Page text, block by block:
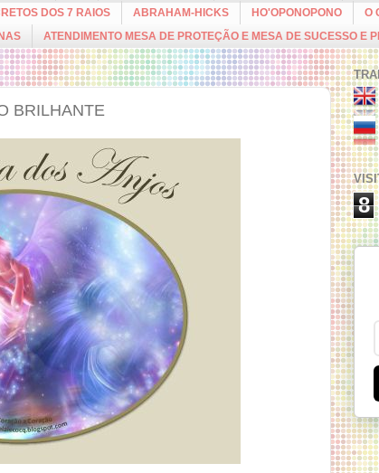
DOS 7 RAIOS ABRAHAM-HICKS HO'OPONOPONO O
ATENDIMENTO MESA DE PROTEÇÃO E MESA DE SUCESSO E
BRILHANTE
8